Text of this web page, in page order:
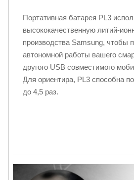
Cerebral-Overload PL3 Review
Портативная батарея PL3
высококачественную литий-
производства Samsung, чтобы
автономной работы вашего
другого USB совместимого
Для ориентира, PL3 способна
до 4,5 раз.